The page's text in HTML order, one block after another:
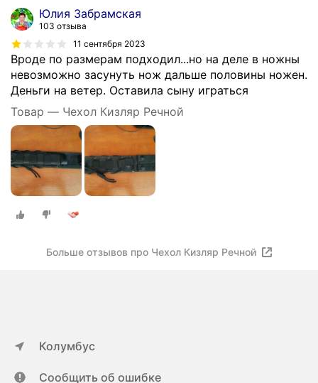
Юлия Забрамская
103 отзыва
11 сентября 2023
Вроде по размерам подходил...но на деле в ножны
невозможно засунуть нож дальше половины ножен.
Деньги на ветер. Оставила сыну играться
Товар — Чехол Кизляр Речной
Больше отзывов про Чехол Кизляр Речной
Колумбус
Сообщить об ошибке